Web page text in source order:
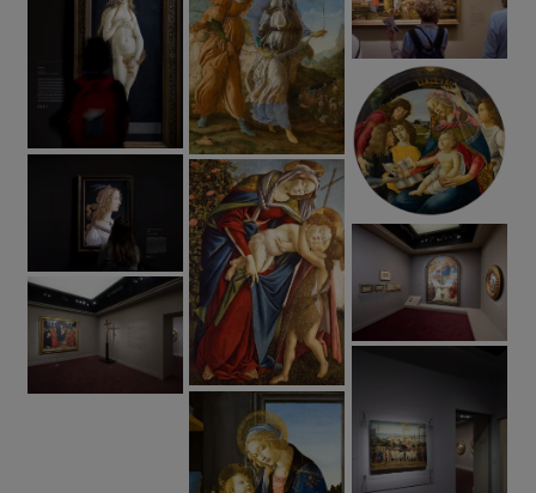
Avec le soutien de Natixis, Grand mécène de
l’exposition